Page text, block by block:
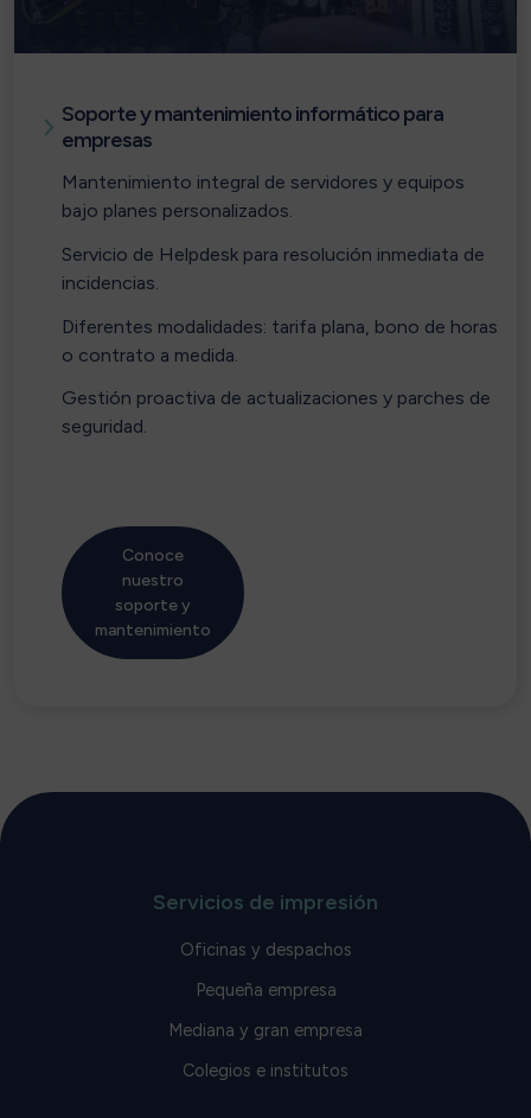
Soporte y mantenimiento informático para
empresas
Mantenimiento integral de servidores y equipos
bajo planes personalizados.
Servicio de Helpdesk para resolución inmediata de
incidencias.
Diferentes modalidades: tarifa plana, bono de horas
o contrato a medida.
Gestión proactiva de actualizaciones y parches de
seguridad.
Conoce
nuestro
soporte y
mantenimiento
Servicios de impresión
Oficinas y despachos
Pequeña empresa
Mediana y gran empresa
Colegios e institutos